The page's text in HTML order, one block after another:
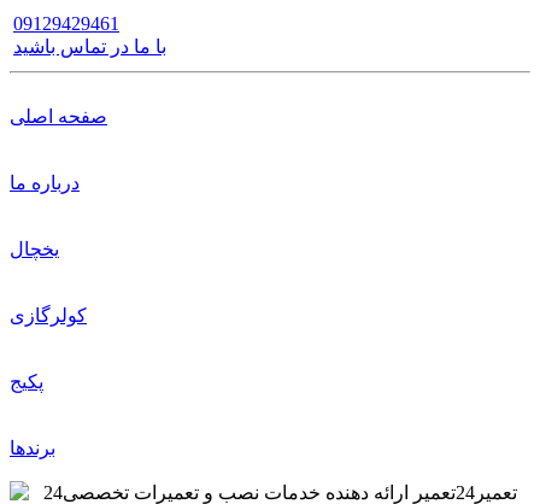
09129429461
با ما در تماس باشید
صفحه اصلی
درباره ما
یخچال
کولرگازی
پکیج
برندها